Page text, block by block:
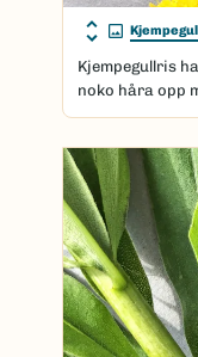
Kjempegullris
noko håra opp